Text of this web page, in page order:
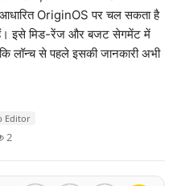
OriginOS पर चल सकता है
इसे मिड-रेंज और बजट सेगमेंट में
लॉन्च से पहले इसकी जानकारी अभी
Public Figure • 11 Jun,
Editor
2